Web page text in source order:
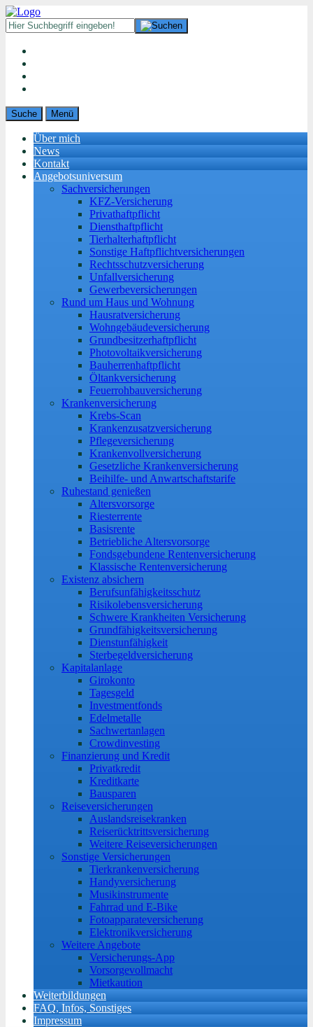
Suche Menü
Über mich
News
Kontakt
Angebotsuniversum
Sachversicherungen
KFZ-Versicherung
Privathaftpflicht
Diensthaftpflicht
Tierhalterhaftpflicht
Sonstige Haftpflichtversicherungen
Rechtsschutzversicherung
Unfallversicherung
Gewerbeversicherungen
Rund um Haus und Wohnung
Hausratversicherung
Wohngebäudeversicherung
Grundbesitzerhaftpflicht
Photovoltaikversicherung
Bauherrenhaftpflicht
Öltankversicherung
Feuerrohbauversicherung
Krankenversicherung
Krebs-Scan
Krankenzusatzversicherung
Pflegeversicherung
Krankenvollversicherung
Gesetzliche Krankenversicherung
Beihilfe- und Anwartschaftstarife
Ruhestand genießen
Altersvorsorge
Riesterrente
Basisrente
Betriebliche Altersvorsorge
Fondsgebundene Rentenversicherung
Klassische Rentenversicherung
Existenz absichern
Berufsunfähigkeitsschutz
Risikolebensversicherung
Schwere Krankheiten Versicherung
Grundfähigkeitsversicherung
Dienstunfähigkeit
Sterbegeldversicherung
Kapitalanlage
Girokonto
Tagesgeld
Investmentfonds
Edelmetalle
Sachwertanlagen
Crowdinvesting
Finanzierung und Kredit
Privatkredit
Kreditkarte
Bausparen
Reiseversicherungen
Auslandsreisekranken
Reiserücktrittsversicherung
Weitere Reiseversicherungen
Sonstige Versicherungen
Tierkrankenversicherung
Handyversicherung
Musikinstrumente
Fahrrad und E-Bike
Fotoapparateversicherung
Elektronikversicherung
Weitere Angebote
Versicherungs-App
Vorsorgevollmacht
Mietkaution
Weiterbildungen
FAQ, Infos, Sonstiges
Impressum